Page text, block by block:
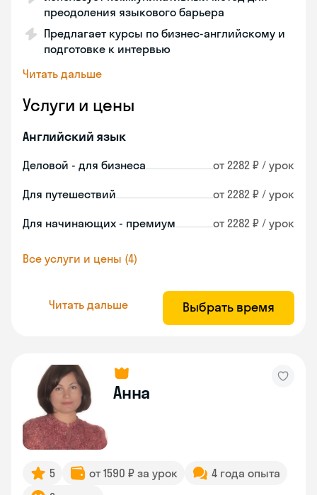
преодоления языкового барьера
Предлагает курсы по бизнес-английскому и
подготовке к интервью
Читать дальше
Услуги и цены
Английский язык
Деловой - для бизнеса от 2282 ₽ / урок
Для путешествий от 2282 ₽ / урок
Для начинающих - премиум от 2282 ₽ / урок
Все услуги и цены (4)
Читать дальше Выбрать время
Анна
5 от 1590 ₽ за урок
4 года опыта